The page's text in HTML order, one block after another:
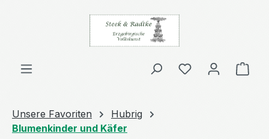
Zum Hauptinhalt springen
Du hast 0
Unsere Favoriten
Hubrig
Blumenkinder und Käfer